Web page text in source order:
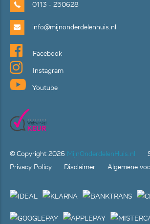
0113 - 250628
info@mijnonderdelenhuis.nl
Facebook
Instagram
Youtube
© Copyright 2026 MijnOnderdelenHuis.nl
Privacy Policy
Disclaimer Algemene